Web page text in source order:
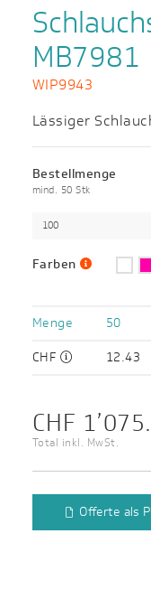
MB7981
WIP9943
Lässiger
Bestellmenge
mind. 50 Stk
Farben
Menge 50
CHF
12.43
CHF
Total inkl. MwSt.
Offerte als